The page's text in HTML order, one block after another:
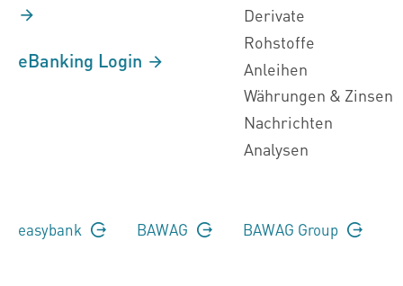
eBanking Login
Derivate
Rohstoffe
Anleihen
Währungen & Zinsen
Nachrichten
Analysen
easybank BAWAG BAWAG Group